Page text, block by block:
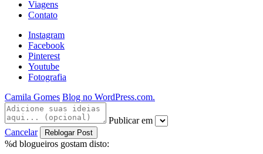
Viagens
Contato
Instagram
Facebook
Pinterest
Youtube
Fotografia
Camila Gomes Blog no WordPress.com.
Publicar em
Cancelar
%d blogueiros gostam disto: